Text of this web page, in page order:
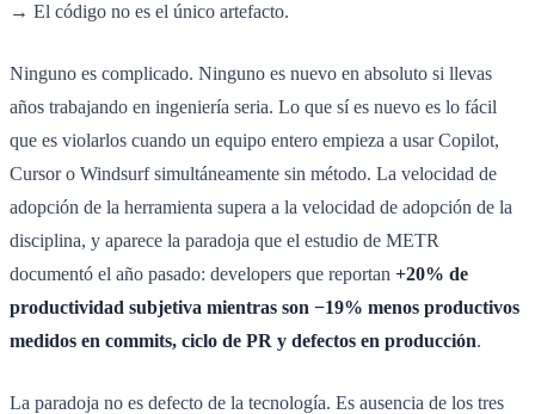
→ El código no es el único artefacto.
Ninguno es complicado. Ninguno es nuevo en absoluto si llevas
años trabajando en ingeniería seria. Lo que sí es nuevo es lo fácil
que es violarlos cuando un equipo entero empieza a usar Copilot,
Cursor o Windsurf simultáneamente sin método. La velocidad de
adopción de la herramienta supera a la velocidad de adopción de la
disciplina, y aparece la paradoja que el estudio de METR
documentó el año pasado: developers que reportan +20% de
productividad subjetiva mientras son −19% menos productivos
medidos en commits, ciclo de PR y defectos en producción.
La paradoja no es defecto de la tecnología. Es ausencia de los tres